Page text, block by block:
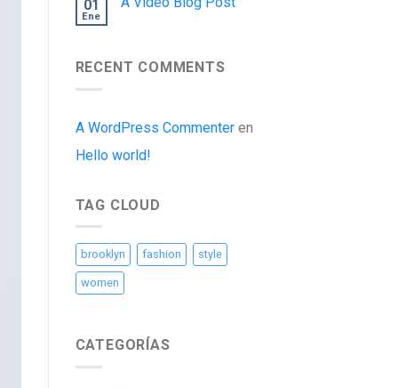
01
Ene
RECENT COMMENTS
A WordPress Commenteren
Hello world!
TAG CLOUD
brooklyn fashion style
women
CATEGORÍAS